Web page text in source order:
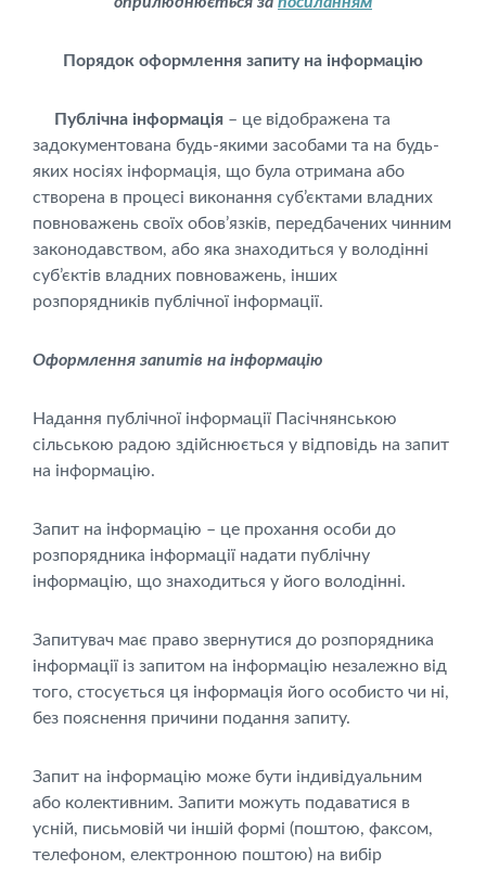
Порядок оформлення запиту на інформацію
Публічна інформація – це відображена та
задокументована будь-якими засобами та на будь-
яких носіях інформація, що була отримана або
створена в процесі виконання суб’єктами владних
повноважень своїх обов’язків, передбачених чинним
законодавством, або яка знаходиться у володінні
суб’єктів владних повноважень, інших
розпорядників публічної інформації.
Оформлення запитів на інформацію
Надання публічної інформації Пасічнянською
сільською радою здійснюється у відповідь на запит
на інформацію.
Запит на інформацію – це прохання особи до
розпорядника інформації надати публічну
інформацію, що знаходиться у його володінні.
Запитувач має право звернутися до розпорядника
інформації із запитом на інформацію незалежно від
того, стосується ця інформація його особисто чи ні,
без пояснення причини подання запиту.
Запит на інформацію може бути індивідуальним
або колективним. Запити можуть подаватися в
усній, письмовій чи іншій формі (поштою, факсом,
телефоном, електронною поштою) на вибір